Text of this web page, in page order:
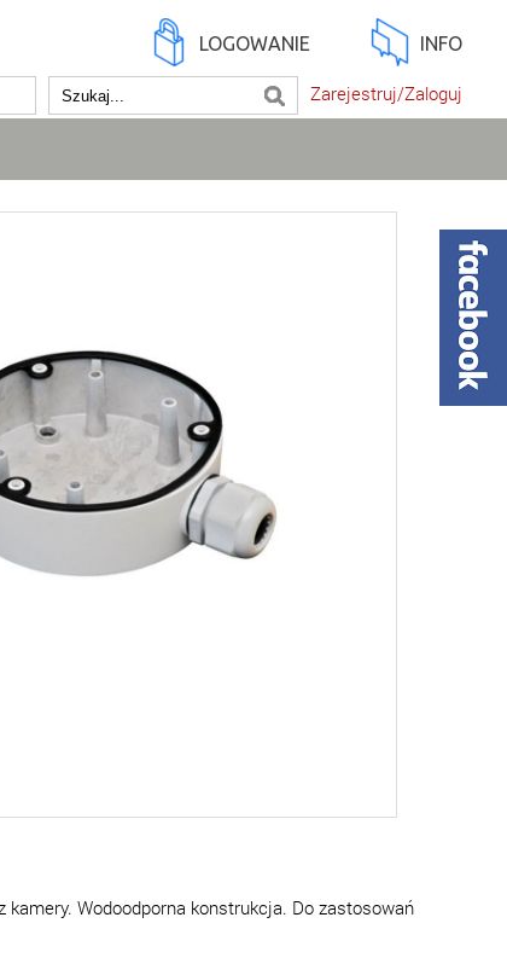
LOGOWANIE INFO
Zarejestruj/Zaloguj
kamery. Wodoodporna konstrukcja. Do zastosowań